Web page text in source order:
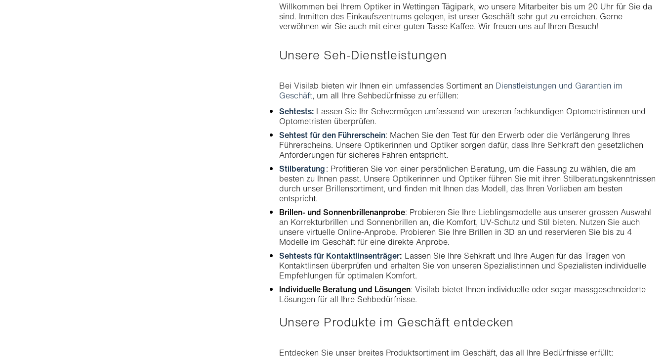
Willkommen bei Ihrem Optiker in Wettingen Tägipark, wo unsere Mitarbeiter bis um 20 Uhr für Sie da
sind. Inmitten des Einkaufszentrums gelegen, ist unser Geschäft sehr gut zu erreichen. Gerne
verwöhnen wir Sie auch mit einer guten Tasse Kaffee. Wir freuen uns auf Ihren Besuch!
Unsere Seh-Dienstleistungen
Bei Visilab bieten wir Ihnen ein umfassendes Sortiment an Dienstleistungen und Garantien im
Geschäft, um all Ihre Sehbedürfnisse zu erfüllen:
Sehtests: Lassen Sie Ihr Sehvermögen umfassend von unseren fachkundigen Optometristinnen und
Optometristen überprüfen.
Sehtest für den Führerschein: Machen Sie den Test für den Erwerb oder die Verlängerung Ihres
Führerscheins. Unsere Optikerinnen und Optiker sorgen dafür, dass Ihre Sehkraft den gesetzlichen
Anforderungen für sicheres Fahren entspricht.
Stilberatung: Profitieren Sie von einer persönlichen Beratung, um die Fassung zu wählen, die am
besten zu Ihnen passt. Unsere Optikerinnen und Optiker führen Sie mit ihren Stilberatungskenntnissen
durch unser Brillensortiment, und finden mit Ihnen das Modell, das Ihren Vorlieben am besten
entspricht.
Brillen- und Sonnenbrillenanprobe: Probieren Sie Ihre Lieblingsmodelle aus unserer grossen Auswahl
an Korrekturbrillen und Sonnenbrillen an, die Komfort, UV-Schutz und Stil bieten. Nutzen Sie auch
unsere virtuelle Online-Anprobe. Probieren Sie Ihre Brillen in 3D an und reservieren Sie bis zu 4
Modelle im Geschäft für eine direkte Anprobe.
Sehtests für Kontaktlinsenträger: Lassen Sie Ihre Sehkraft und Ihre Augen für das Tragen von
Kontaktlinsen überprüfen und erhalten Sie von unseren Spezialistinnen und Spezialisten individuelle
Empfehlungen für optimalen Komfort.
Individuelle Beratung und Lösungen: Visilab bietet Ihnen individuelle oder sogar massgeschneiderte
Lösungen für all Ihre Sehbedürfnisse.
Unsere Produkte im Geschäft entdecken
Entdecken Sie unser breites Produktsortiment im Geschäft, das all Ihre Bedürfnisse erfüllt: